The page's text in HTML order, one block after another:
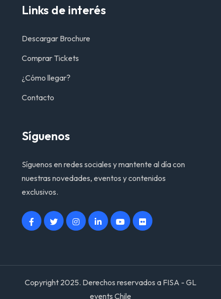
Links de interés
Descargar Brochure
Comprar Tickets
¿Cómo llegar?
Contacto
Síguenos
Síguenos en redes sociales y mantente al día con
nuestras novedades, eventos y contenidos
exclusivos.
Copyright 2025. Derechos reservados a FISA - GL
events Chile